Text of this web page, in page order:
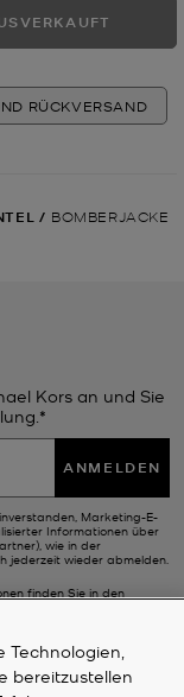
RÜCKVERSAND
/ BOMBERJACKE
Kors an und Sie
ANMELDEN
Marketing-E-
Informationen über
wie in der
jederzeit wieder abmelden.
finden Sie in den
bereitzustellen